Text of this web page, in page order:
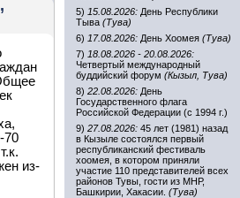
70
из-
5) 15.08.2026: День Республики
Тыва (Тува)
6) 17.08.2026: День Хоомея (Тува)
7) 18.08.2026 - 20.08.2026:
Четвертый международный
буддийский форум (Кызыл, Тува)
8) 22.08.2026: День
Государственного флага
Российской Федерации (с 1994 г.)
9) 27.08.2026: 45 лет (1981) назад
в Кызыле состоялся первый
республиканский фестиваль
хоомея, в котором приняли
участие 110 представителей всех
районов Тувы, гости из МНР,
Башкирии, Хакасии. (Тува)